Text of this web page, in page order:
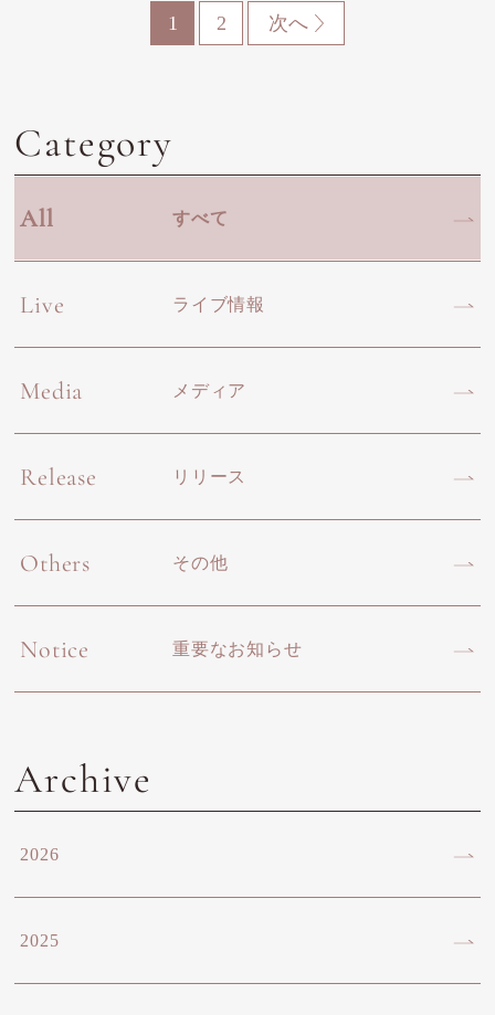
Category
All すべて
Live ライブ情報
Media メディア
Release リリース
Others その他
Notice 重要なお知らせ
Archive
2026
2025
1 2 次へ